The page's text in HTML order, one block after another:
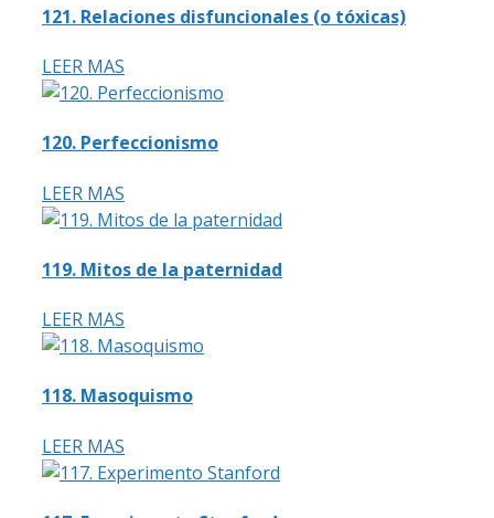
121. Relaciones disfuncionales (o tóxicas)
LEER MAS
120. Perfeccionismo
LEER MAS
119. Mitos de la paternidad
LEER MAS
118. Masoquismo
LEER MAS